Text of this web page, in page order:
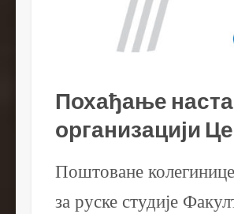
Похађање
организацији
Поштоване
за руске студије